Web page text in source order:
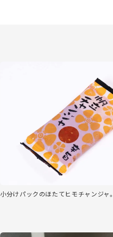
小分けパックのほたてヒモチャンジャ。